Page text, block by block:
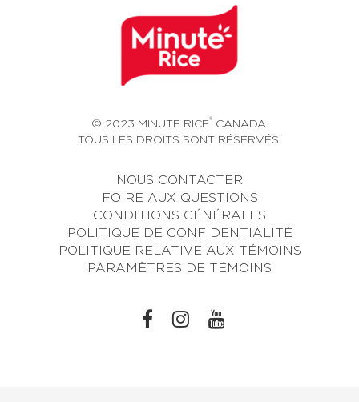
© 2023 MINUTE RICE®CANADA.
TOUS LES DROITS SONT RÉSERVÉS.
NOUS CONTACTER
FOIRE AUX QUESTIONS
CONDITIONS GÉNÉRALES
POLITIQUE DE CONFIDENTIALITÉ
POLITIQUE RELATIVE AUX TÉMOINS
PARAMÈTRES DE TÉMOINS
L